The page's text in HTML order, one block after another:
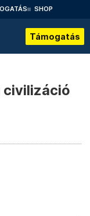
SHOP
Támogatás
civilizáció